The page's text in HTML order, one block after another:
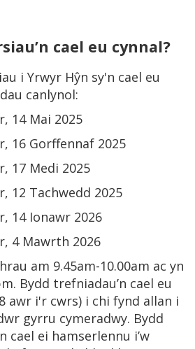
cael eu cynnal?
i Yrwyr Hŷn sy'n cael eu
canlynol:
14 Mai 2025
16 Gorffennaf 2025
17 Medi 2025
12 Tachwedd 2025
14 Ionawr 2026
4 Mawrth 2026
am 9.45am-10.00am ac yn
Bydd trefniadau’n cael eu
awr i'r cwrs) i chi fynd allan i
gyrru cymeradwy. Bydd
cael ei hamserlennu i’w